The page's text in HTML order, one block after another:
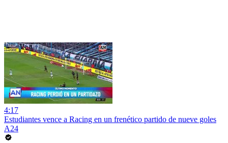
4:17
Estudiantes vence a Racing en un frenético partido de nueve goles
A24